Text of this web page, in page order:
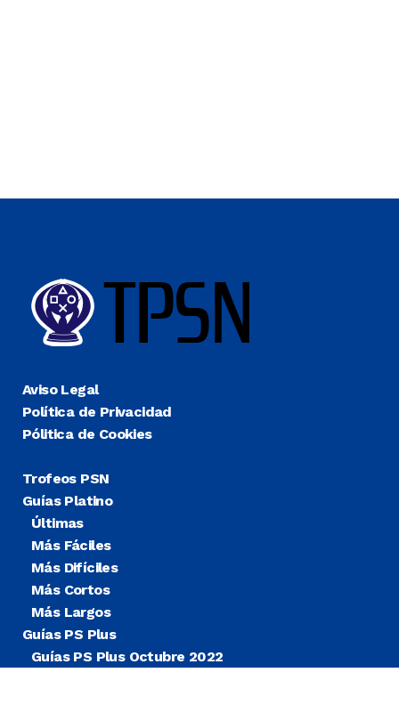
Aviso Legal
Política de Privacidad
Pólitica de Cookies
Trofeos PSN
Guías Platino
Últimas
Más Fáciles
Más Difíciles
Más Cortos
Más Largos
Guías PS Plus
Guías PS Plus Octubre 2022